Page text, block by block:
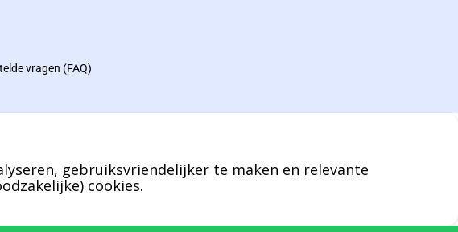
Nicole Bisscheroux:
vragen (FAQ)
gebruiksvriendelijker te maken en relevante
cookies.